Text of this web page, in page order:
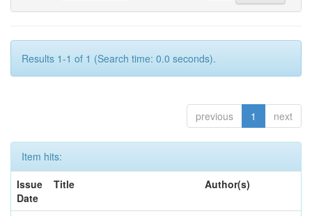
Results 1-1 of 1 (Search time: 0.0 seconds).
previous 1 next
Item hits:
Issue
Date
Title Author(s)